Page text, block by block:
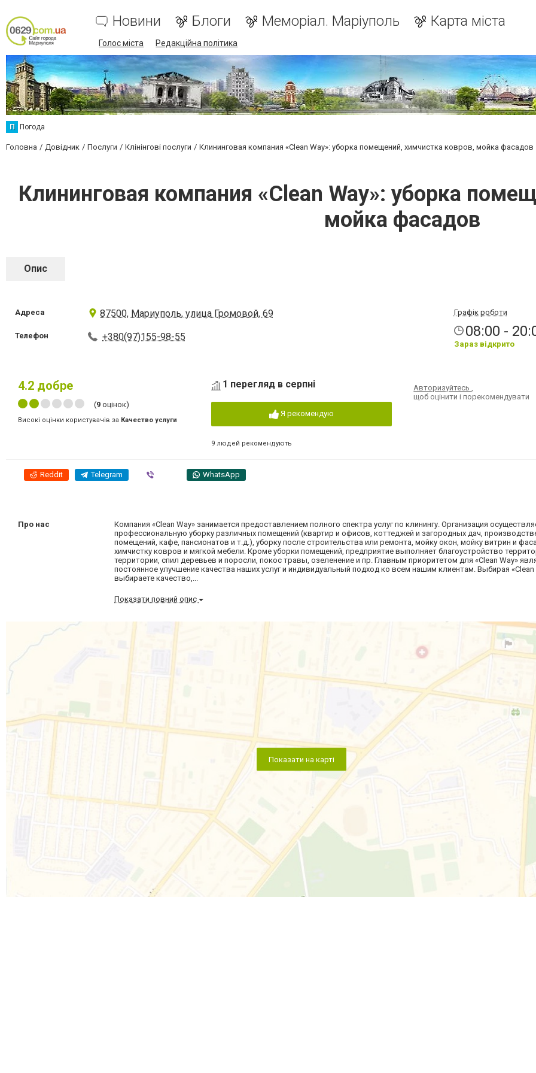
Новини Блоги Меморіал. Маріуполь Карта міста
Голос міста Редакційна політика
П Погода
Головна Довідник Послуги Клінінгові послуги Клининговая компания «Clean Way»: уборка помещений, химчистка ковров, мойка фасадов
Клининговая компания «Clean Way»: уборка
мойка фасадов
Опис
Адреса 87500, Мариуполь, улица Громовой, 69
Телефон +380(97)155-98-55
Графік роботи
08:00 -
Зараз відкрито
4.2 добре
(9 оцінок)
Високі оцінки користувачів за Качество услуги
1 перегляд в серпні
Я рекомендую
9 людей рекомендують
Авторизуйтесь,
щоб оцінити і порекомендувати
Reddit Telegram WhatsApp
Про нас
Компания «Clean Way» занимается предоставлением полного спектра услуг по клинингу. Организация
профессиональную уборку различных помещений (квартир и офисов, коттеджей и загородных дач,
помещений, кафе, пансионатов и т.д.), уборку после строительства или ремонта, мойку окон, мойку витрин и
химчистку ковров и мягкой мебели. Кроме уборки помещений, предприятие выполняет благоустройство
территории, спил деревьев и поросли, покос травы, озеленение и пр. Главным приоритетом для «Clean Way»
постоянное улучшение качества наших услуг и индивидуальный подход ко всем нашим клиентам. Выбирая «Clean
выбираете качество,...
Показати повний опис
Показати на карті